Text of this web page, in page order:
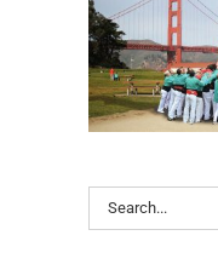
Search
for: